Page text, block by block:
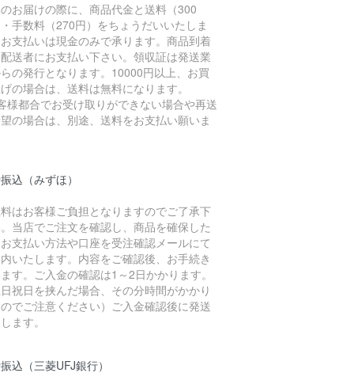
お届けの際に、商品代金と送料（300
手数料（270円）をちょうだいいたしま
支払いは現金のみで承ります。商品到着
送者にお支払い下さい。領収証は発送業
の発行となります。10000円以上、お買
の場合は、送料は無料になります。
様都合でお受け取りができない場合や再送
の場合は、別途、送料をお支払い願いま
込（みずほ）
はお客様ご負担となりますのでご了承下
当店でご注文を確認し、商品を確保した
支払い方法や口座を受注確認メールにて
いたします。内容をご確認後、お手続き
す。ご入金の確認は1～2日かかります。
日祝日を挟んだ場合、その分時間がかかり
でご注意ください）ご入金確認後に発送
ます。
込（三菱UFJ銀行）